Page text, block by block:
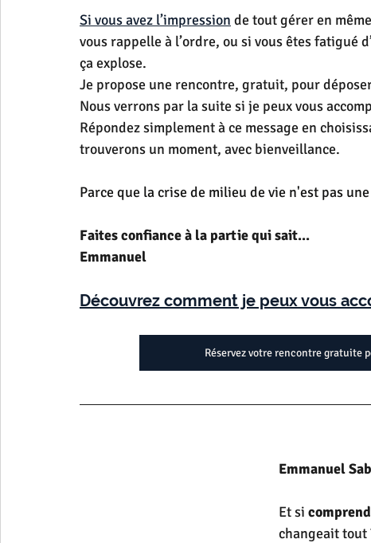
Si vous avez l’impression de tout gérer en
vous rappelle à l’ordre, ou si vous êtes fatigué
ça explose.
Je propose une rencontre, gratuit, pour
Nous verrons par la suite si je peux vous
Répondez simplement à ce message en
trouverons un moment, avec bienveillance.
Parce que la crise de milieu de vie n'est pas
Faites confiance à la partie qui sait...
Emmanuel
Découvrez comment je peux vous
Réservez votre rencontre gratuite
Emmanuel
Et si
changeait tout